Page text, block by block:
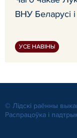
ВНУ Беларусі
УСЕ НАВІНЫ
© Лiдскi раённы
Распрацоўка і